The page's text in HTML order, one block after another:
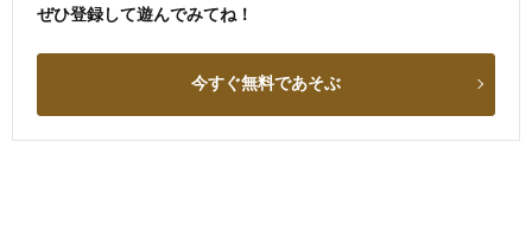
ぜひ登録して遊んでみてね！
今すぐ無料であそぶ